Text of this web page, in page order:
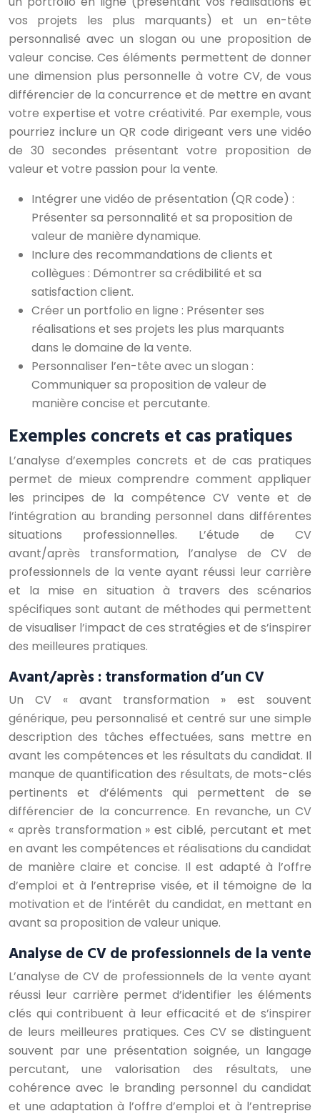
vos projets les plus marquants) et un en-tête
personnalisé avec un slogan ou une proposition de
valeur concise. Ces éléments permettent de donner
une dimension plus personnelle à votre CV, de vous
différencier de la concurrence et de mettre en avant
votre expertise et votre créativité. Par exemple, vous
pourriez inclure un QR code dirigeant vers une vidéo
de 30 secondes présentant votre proposition de
valeur et votre passion pour la vente.
Intégrer une vidéo de présentation (QR code) :
Présenter sa personnalité et sa proposition de
valeur de manière dynamique.
Inclure des recommandations de clients et
collègues : Démontrer sa crédibilité et sa
satisfaction client.
Créer un portfolio en ligne : Présenter ses
réalisations et ses projets les plus marquants
dans le domaine de la vente.
Personnaliser l’en-tête avec un slogan :
Communiquer sa proposition de valeur de
manière concise et percutante.
Exemples concrets et cas pratiques
L’analyse d’exemples concrets et de cas pratiques
permet de mieux comprendre comment appliquer
les principes de la compétence CV vente et de
l’intégration au branding personnel dans différentes
situations professionnelles. L’étude de CV
avant/après transformation, l’analyse de CV de
professionnels de la vente ayant réussi leur carrière
et la mise en situation à travers des scénarios
spécifiques sont autant de méthodes qui permettent
de visualiser l’impact de ces stratégies et de s’inspirer
des meilleures pratiques.
Avant/après : transformation d’un CV
Un CV « avant transformation » est souvent
générique, peu personnalisé et centré sur une simple
description des tâches effectuées, sans mettre en
avant les compétences et les résultats du candidat. Il
manque de quantification des résultats, de mots-clés
pertinents et d’éléments qui permettent de se
différencier de la concurrence. En revanche, un CV
« après transformation » est ciblé, percutant et met
en avant les compétences et réalisations du candidat
de manière claire et concise. Il est adapté à l’offre
d’emploi et à l’entreprise visée, et il témoigne de la
motivation et de l’intérêt du candidat, en mettant en
avant sa proposition de valeur unique.
Analyse de CV de professionnels de la vente
L’analyse de CV de professionnels de la vente ayant
réussi leur carrière permet d’identifier les éléments
clés qui contribuent à leur efficacité et de s’inspirer
de leurs meilleures pratiques. Ces CV se distinguent
souvent par une présentation soignée, un langage
percutant, une valorisation des résultats, une
cohérence avec le branding personnel du candidat
et une adaptation à l’offre d’emploi et à l’entreprise